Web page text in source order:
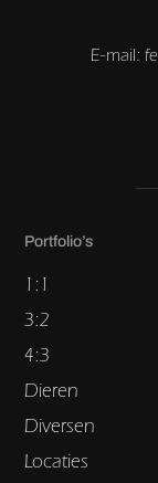
E-mail:
Portfolio’s
1:1
3:2
4:3
Dieren
Diversen
Locaties